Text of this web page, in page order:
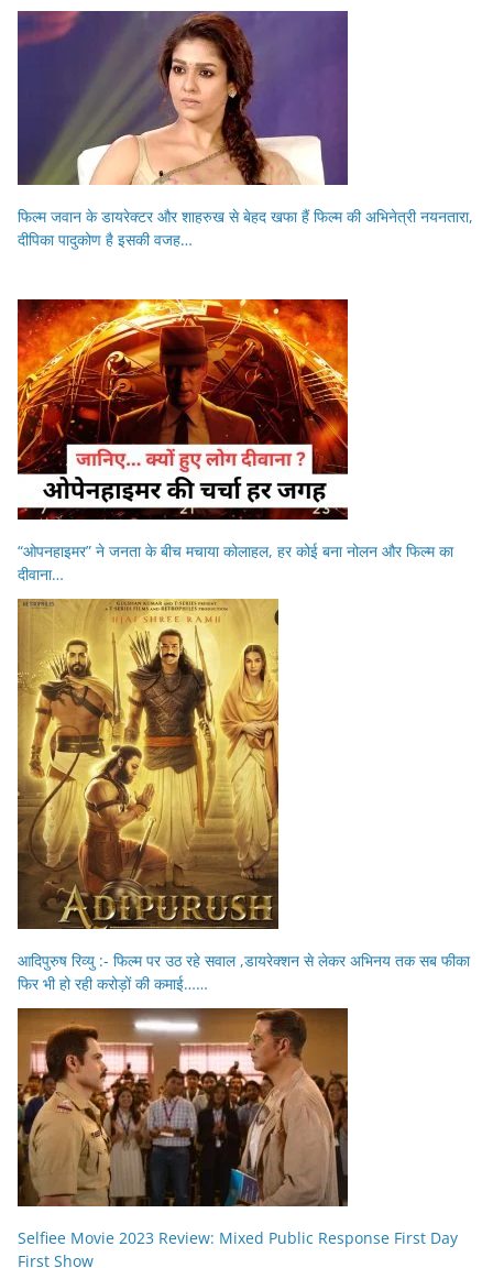
फिल्म जवान के डायरेक्टर और शाहरुख से बेहद खफा हैं फिल्म की अभिनेत्री नयनतारा,
दीपिका पादुकोण है इसकी वजह…
“ओपनहाइमर” ने जनता के बीच मचाया कोलाहल, हर कोई बना नोलन और फिल्म का
दीवाना…
आदिपुरुष रिव्यु :- फिल्म पर उठ रहे सवाल ,डायरेक्शन से लेकर अभिनय तक सब फीका
फिर भी हो रही करोड़ों की कमाई……
Selfiee Movie 2023 Review: Mixed Public Response First Day
First Show